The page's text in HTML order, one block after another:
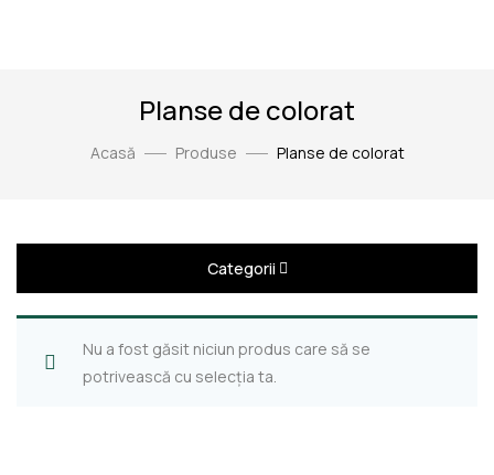
Planse de colorat
Acasă Produse Planse de colorat
Categorii
Nu a fost găsit niciun produs care să se
potrivească cu selecția ta.